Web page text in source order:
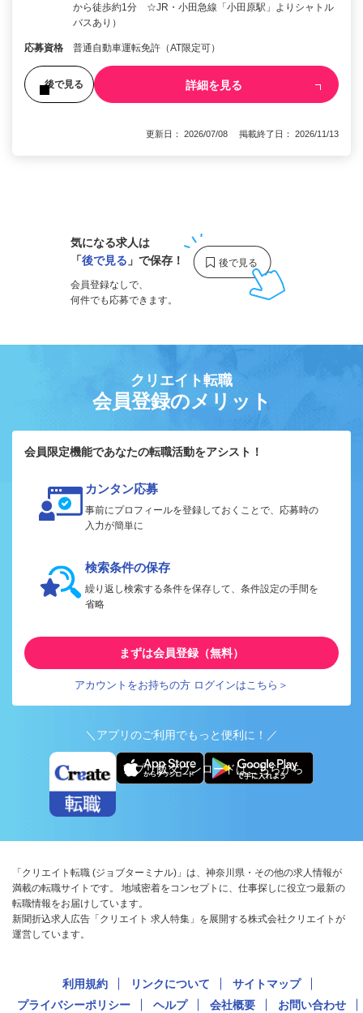
から徒歩約1分 ☆JR・小田急線「小田原駅」よりシャトル
バスあり）
応募資格 普通自動車運転免許（AT限定可）
後で見る 詳細を見る
更新日： 2026/07/08 掲載終了日： 2026/11/13
気になる求人は
「後で見る 」で保存！
会員登録なしで、
何件でも応募できます。
クリエイト転職
会員登録のメリット
会員限定機能であなたの転職活動をアシスト！
カンタン応募
事前にプロフィールを登録しておくことで、応募時の
入力が簡単に
検索条件の保存
繰り返し検索する条件を保存して、条件設定の手間を
省略
まずは会員登録（無料）
アカウントをお持ちの方 ログインはこちら＞
＼アプリのご利用でもっと便利に！／
アプリ版ダウンロードはこちらから
「クリエイト転職 (ジョブターミナル)」は、神奈川県・その他の求人情報が
満載の転職サイトです。 地域密着をコンセプトに、仕事探しに役立つ最新の
転職情報をお届けしています。
新聞折込求人広告「クリエイト 求人特集」を展開する株式会社クリエイトが
運営しています。
利用規約 リンクについて
サイトマップ
プライバシーポリシー
ヘルプ 会社概要 お問い合わせ